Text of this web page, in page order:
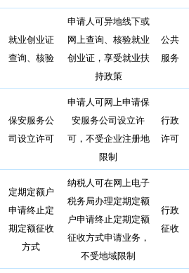
就业创业证
查询、核验
申请人可异地线下或
网上查询、核验就业
创业证，享受就业扶
持政策
公共
服务
保安服务公
司设立许可
申请人可网上申请保
安服务公司设立许
可，不受企业注册地
限制
行政
许可
定期定额户
申请终止定
期定额征收
方式
纳税人可在网上电子
税务局办理定期定额
户申请终止定期定额
征收方式申请业务，
不受地域限制
行政
征收